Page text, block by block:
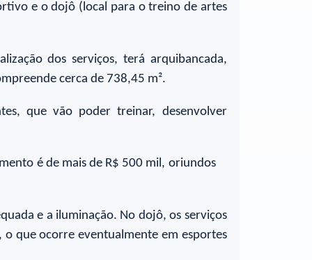
e o dojô (local para o treino de artes
dos serviços, terá arquibancada,
cerca de 738,45 m².
que vão poder treinar, desenvolver
é de mais de R$ 500 mil, oriundos
e a iluminação. No dojô, os serviços
o que ocorre eventualmente em esportes